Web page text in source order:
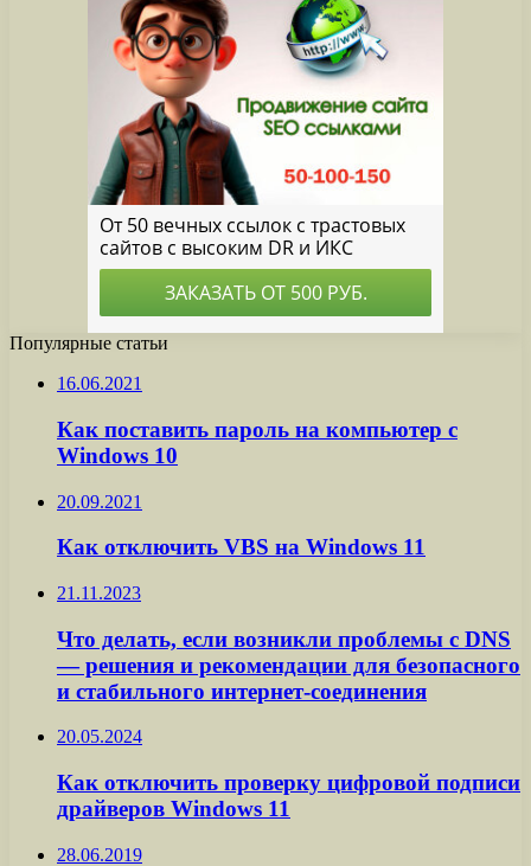
Популярные статьи
16.06.2021
Как поставить пароль на компьютер с
Windows 10
20.09.2021
Как отключить VBS на Windows 11
21.11.2023
Что делать, если возникли проблемы с DNS
— решения и рекомендации для безопасного
и стабильного интернет-соединения
20.05.2024
Как отключить проверку цифровой подписи
драйверов Windows 11
28.06.2019